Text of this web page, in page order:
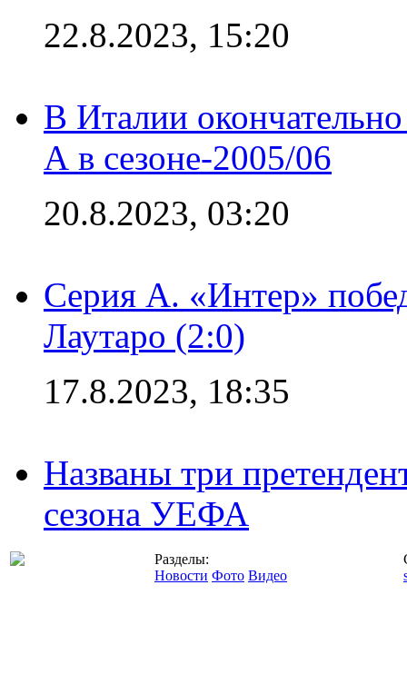
22.8.2023, 15:20
В Италии
А в сезоне-2005/06
20.8.2023, 03:20
Серия А. «Интер»
Лаутаро (2:0)
17.8.2023, 18:35
Названы три
сезона УЕФА
Разделы:
Новости Фото Видео